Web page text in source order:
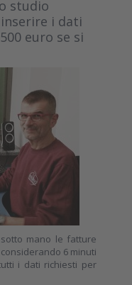
studio
i dati
euro se si
mano le fatture
6 minuti
i dati richiesti per